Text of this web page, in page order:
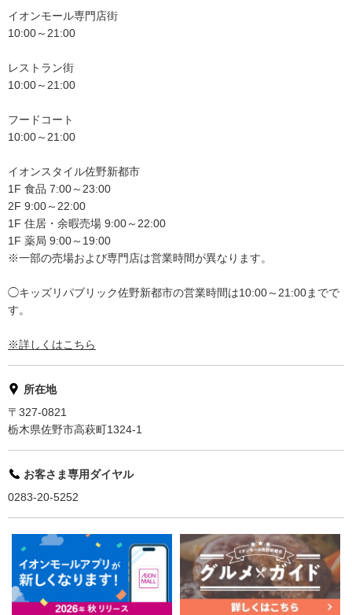
イオンモール専門店街
10:00～21:00
レストラン街
10:00～21:00
フードコート
10:00～21:00
イオンスタイル佐野新都市
1F 食品 7:00～23:00
2F 9:00～22:00
1F 住居・余暇売場 9:00～22:00
1F 薬局 9:00～19:00
※一部の売場および専門店は営業時間が異なります。
◯キッズリパブリック佐野新都市の営業時間は10:00～21:00までで
す。
※詳しくはこちら
所在地
〒327-0821
栃木県佐野市高萩町1324-1
お客さま専用ダイヤル
0283-20-5252